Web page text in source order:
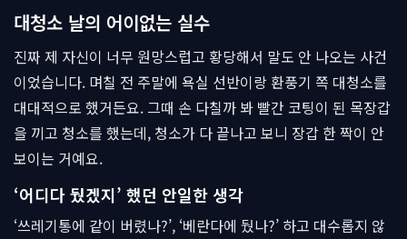
대청소 날의 어이없는 실수
진짜 제 자신이 너무 원망스럽고 황당해서 말도 안 나오는 사건
이었습니다. 며칠 전 주말에 욕실 선반이랑 환풍기 쪽 대청소를
대대적으로 했거든요. 그때 손 다칠까 봐 빨간 코팅이 된 목장갑
을 끼고 청소를 했는데, 청소가 다 끝나고 보니 장갑 한 짝이 안
보이는 거예요.
‘어디다 뒀겠지’ 했던 안일한 생각
‘쓰레기통에 같이 버렸나?’, ‘베란다에 뒀나?’ 하고 대수롭지 않